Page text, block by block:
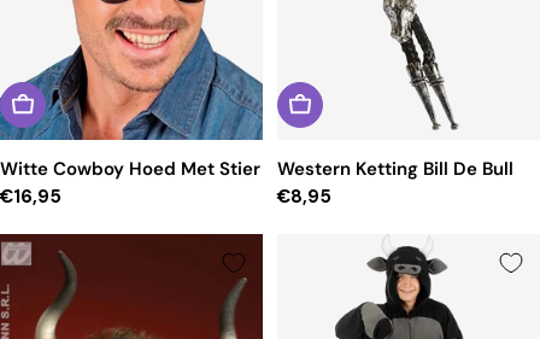
Witte Cowboy Hoed Met Stier
Reguliere
€16,95
Western Ketting Bill De Bull
Reguliere
€8,95